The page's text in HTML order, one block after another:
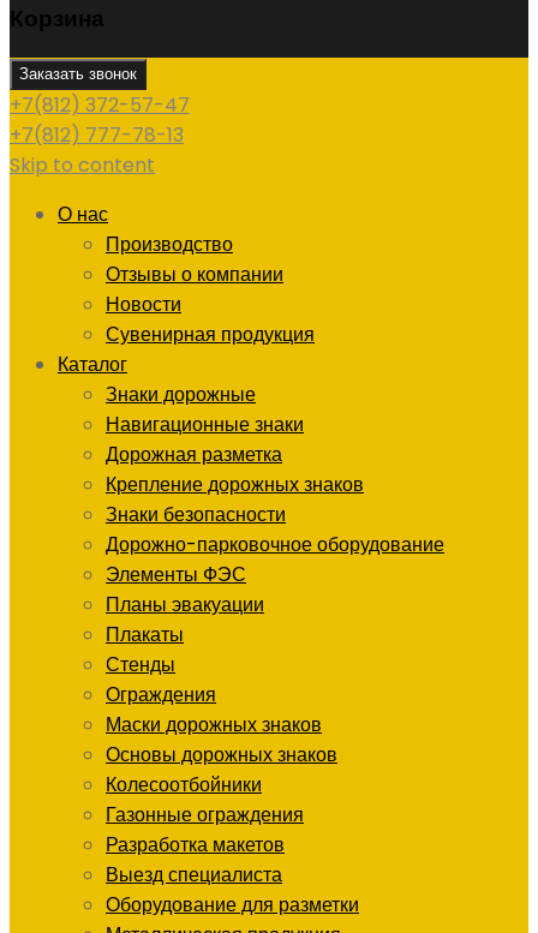
Корзина
Заказать звонок
+7(812) 372-57-47
+7(812) 777-78-13
Skip to content
О нас
Производство
Отзывы о компании
Новости
Сувенирная продукция
Каталог
Знаки дорожные
Навигационные знаки
Дорожная разметка
Крепление дорожных знаков
Знаки безопасности
Дорожно-парковочное оборудование
Элементы ФЭС
Планы эвакуации
Плакаты
Стенды
Ограждения
Маски дорожных знаков
Основы дорожных знаков
Колесоотбойники
Газонные ограждения
Разработка макетов
Выезд специалиста
Оборудование для разметки